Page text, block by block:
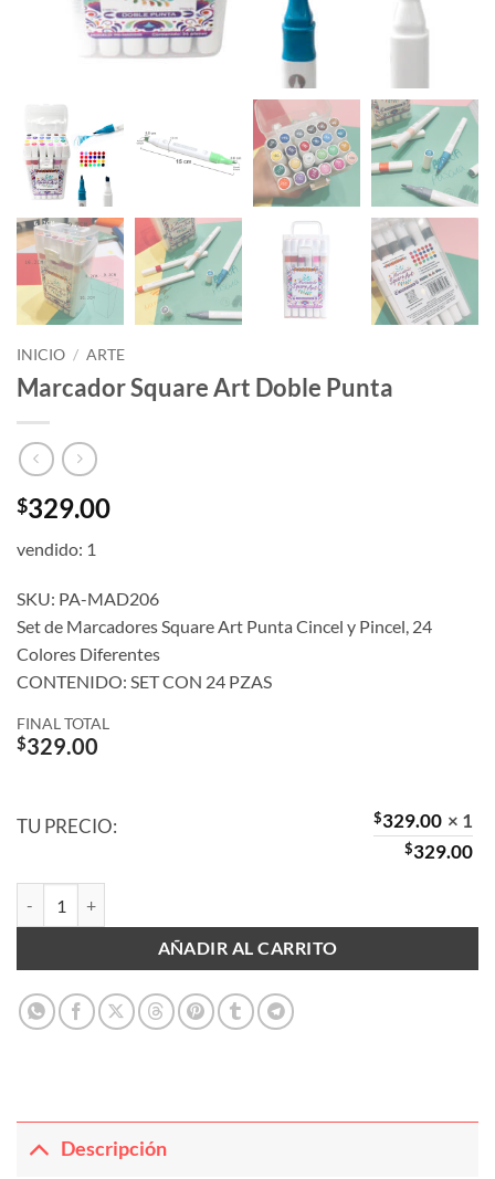
INICIO / ARTE
Marcador Square Art Doble Punta
$329.00
vendido: 1
SKU: PA-MAD206
Set de Marcadores Square Art Punta Cincel y Pincel, 24
Colores Diferentes
CONTENIDO: SET CON 24 PZAS
FINAL TOTAL
$329.00
TU PRECIO: $329.00 × 1
$329.00
AÑADIR AL CARRITO
Descripción